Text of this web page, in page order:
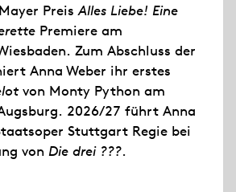
PreisAlles Liebe! Eine
Premiere am
Zum Abschluss der
Anna Weber ihr erstes
von Monty Python am
2026/27 führt Anna
Stuttgart Regie bei
von Die drei ???.